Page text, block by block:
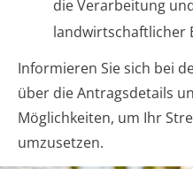
die Verarbeitung
landwirtschaftlicher
Informieren Sie sich bei
über die Antragsdetails
Möglichkeiten, um Ihr
umzusetzen.